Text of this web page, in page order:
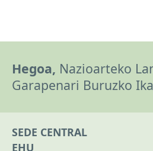
Hegoa, Nazioarteko
Garapenari Buruzko
SEDE CENTRAL
EHU